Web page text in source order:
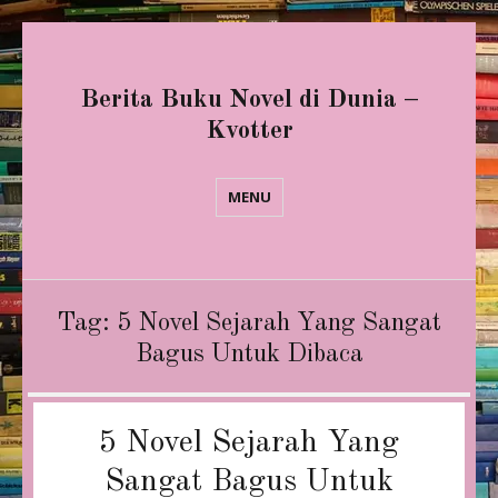
Berita Buku Novel di Dunia –
Kvotter
MENU
Tag: 5 Novel Sejarah Yang Sangat
Bagus Untuk Dibaca
5 Novel Sejarah Yang
Sangat Bagus Untuk